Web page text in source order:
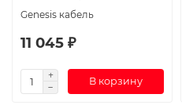
Genesis кабель
11 045 ₽
В корзину